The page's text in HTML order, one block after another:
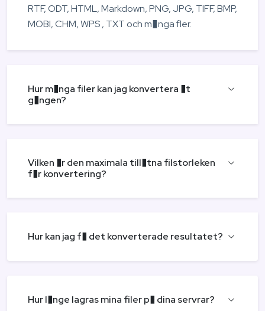
RTF, ODT, HTML, Markdown, PNG, JPG, TIFF, BMP,
MOBI, CHM, WPS , TXT och m�nga fler.
Hur m�nga filer kan jag konvertera �t
g�ngen?
Vilken �r den maximala till�tna filstorleken
f�r konvertering?
Hur kan jag f� det konverterade resultatet?
Hur l�nge lagras mina filer p� dina servrar?